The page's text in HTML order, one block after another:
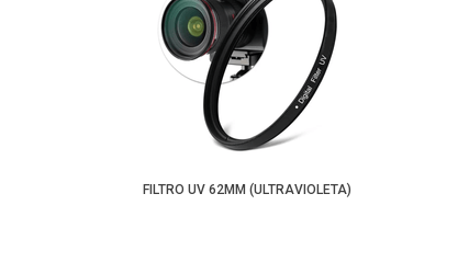
Mais Vendidos
Maior Preço
Menor Preço
FILTRO UV 62MM (ULTRAVIOLETA)